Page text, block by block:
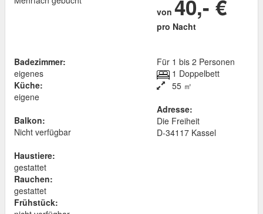
von 40,- €
pro Nacht
Badezimmer:
eigenes
Küche:
eigene
Balkon:
Nicht verfügbar
Haustiere:
gestattet
Rauchen:
gestattet
Frühstück:
Für 1 bis 2 Personen
1 Doppelbett
55 ㎡
Adresse:
Die Freiheit
D-34117Kassel